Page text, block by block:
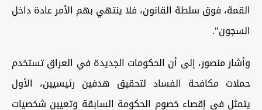
القمة، فوق سلطة القانون، فلا ينتهي بهم الأمر عادة داخل
السجون".
وأشار منصور، إلى أن الحكومات الجديدة في العراق تستخدم
حملات مكافحة الفساد لتحقيق هدفين رئيسيين، الأول
يتمثل في إقصاء خصوم الحكومة السابقة وتعيين شخصيات